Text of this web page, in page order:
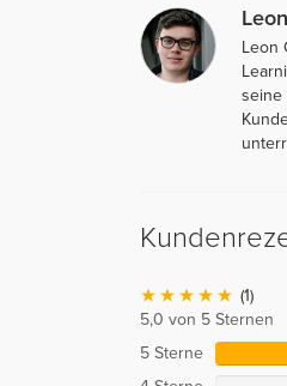
Leon
seine
(1)
5,0 von 5 Sternen
5 Sterne